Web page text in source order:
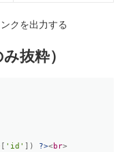
ンクを出力する
抜粋）
'id' ) ?>< br>